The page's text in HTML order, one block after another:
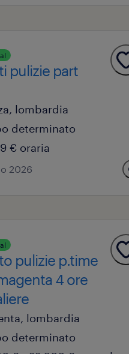
pulizie part
lombardia
determinato
€ oraria
2026
pulizie p.time
4 ore
lombardia
determinato